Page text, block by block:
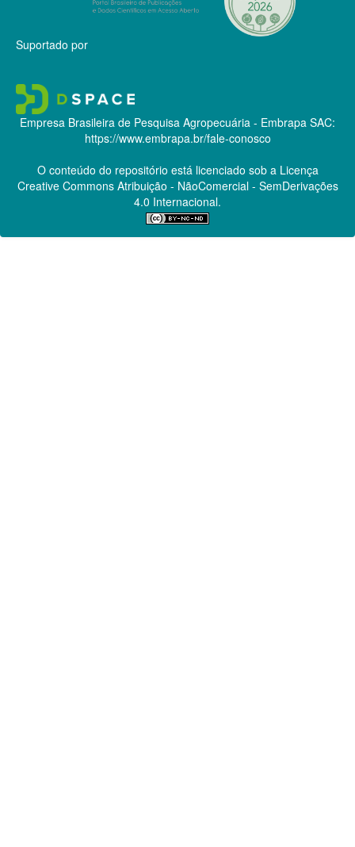
Suportado por
Empresa Brasileira de Pesquisa Agropecuária - Embrapa SAC:
https://www.embrapa.br/fale-conosco
O conteúdo do repositório está licenciado sob a Licença
Creative CommonsAtribuição - NãoComercial - SemDerivações
4.0 Internacional.